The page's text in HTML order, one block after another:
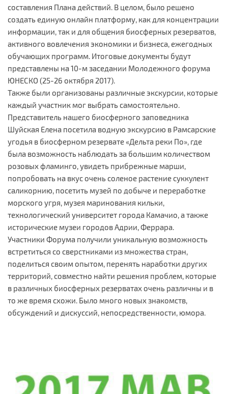
составления Плана действий. В целом, было решено
создать единую онлайн платформу, как для концентрации
информации, так и для общения биосферных резерватов,
активного вовлечения экономики и бизнеса, ежегодных
обучающих программ. Итоговые документы будут
представлены на 10-м заседании Молодежного форума
ЮНЕСКО (25-26 октября 2017).
Также были организованы различные экскурсии, которые
каждый участник мог выбрать самостоятельно.
Представитель нашего биосферного заповедника
Шуйская Елена посетила водную экскурсию в Рамсарские
угодья в биосферном резервате «Дельта реки По», где
была возможность наблюдать за большим количеством
розовых фламинго, увидеть прибрежные марши,
попробовать на вкус очень соленое растение суккулент
саликорнию, посетить музей по добыче и переработке
морского угря, музея маринования кильки,
технологический университет города Камачио, а также
исторические музеи городов Адрии, Феррара.
Участники Форума получили уникальную возможность
встретиться со сверстниками из множества стран,
поделиться своим опытом, перенять наработки других
территорий, совместно найти решения проблем, которые
в различных биосферных резерватах очень различны и в
то же время схожи. Было много новых знакомств,
обсуждений и дискуссий, непосредственности, юмора.